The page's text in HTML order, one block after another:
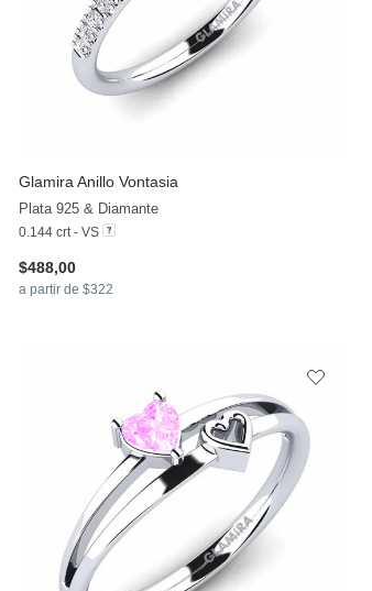
GlamiraAnillo Vontasia
Plata 925 & Diamante
0.144 crt - VS
$488,00
a partir de $322